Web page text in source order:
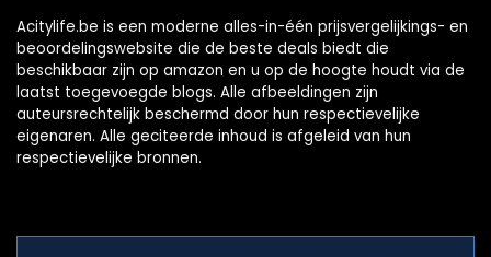
Acitylife.be is een moderne alles-in-één prijsvergelijkings- en
beoordelingswebsite die de beste deals biedt die
beschikbaar zijn op amazon en u op de hoogte houdt via de
laatst toegevoegde blogs. Alle afbeeldingen zijn
auteursrechtelijk beschermd door hun respectievelijke
eigenaren. Alle geciteerde inhoud is afgeleid van hun
respectievelijke bronnen.